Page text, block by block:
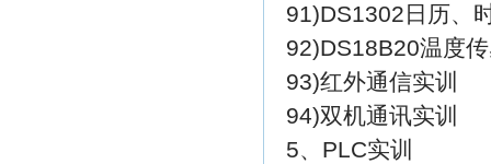
91)DS1302日历、
92)DS18B20温度
93)红外通信实训
94)双机通讯实训
5、PLC实训